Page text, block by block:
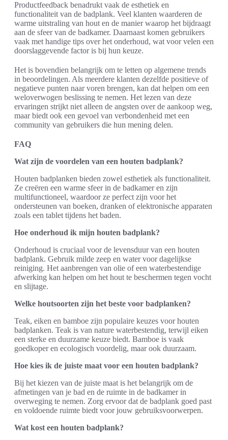
Productfeedback benadrukt vaak de esthetiek en
functionaliteit van de badplank. Veel klanten waarderen de
warme uitstraling van hout en de manier waarop het bijdraagt
aan de sfeer van de badkamer. Daarnaast komen gebruikers
vaak met handige tips over het onderhoud, wat voor velen een
doorslaggevende factor is bij hun keuze.
Het is bovendien belangrijk om te letten op algemene trends
in beoordelingen. Als meerdere klanten dezelfde positieve of
negatieve punten naar voren brengen, kan dat helpen om een
weloverwogen beslissing te nemen. Het lezen van deze
ervaringen strijkt niet alleen de angsten over de aankoop weg,
maar biedt ook een gevoel van verbondenheid met een
community van gebruikers die hun mening delen.
FAQ
Wat zijn de voordelen van een houten badplank?
Houten badplanken bieden zowel esthetiek als functionaliteit.
Ze creëren een warme sfeer in de badkamer en zijn
multifunctioneel, waardoor ze perfect zijn voor het
ondersteunen van boeken, dranken of elektronische apparaten
zoals een tablet tijdens het baden.
Hoe onderhoud ik mijn houten badplank?
Onderhoud is cruciaal voor de levensduur van een houten
badplank. Gebruik milde zeep en water voor dagelijkse
reiniging. Het aanbrengen van olie of een waterbestendige
afwerking kan helpen om het hout te beschermen tegen vocht
en slijtage.
Welke houtsoorten zijn het beste voor badplanken?
Teak, eiken en bamboe zijn populaire keuzes voor houten
badplanken. Teak is van nature waterbestendig, terwijl eiken
een sterke en duurzame keuze biedt. Bamboe is vaak
goedkoper en ecologisch voordelig, maar ook duurzaam.
Hoe kies ik de juiste maat voor een houten badplank?
Bij het kiezen van de juiste maat is het belangrijk om de
afmetingen van je bad en de ruimte in de badkamer in
overweging te nemen. Zorg ervoor dat de badplank goed past
en voldoende ruimte biedt voor jouw gebruiksvoorwerpen.
Wat kost een houten badplank?